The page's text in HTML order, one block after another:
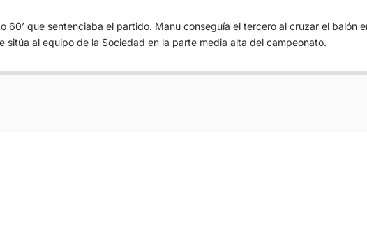
60’ que sentenciaba el partido. Manu conseguía el tercero al cruzar el balón
al equipo de la Sociedad en la parte media alta del campeonato.